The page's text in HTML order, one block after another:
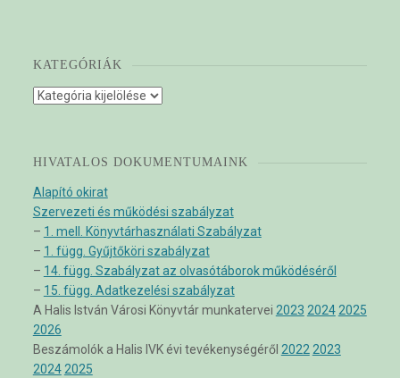
KATEGÓRIÁK
Kategóriák
HIVATALOS DOKUMENTUMAINK
Alapító okirat
Szervezeti és működési szabályzat
– 1. mell. Könyvtárhasználati Szabályzat
– 1. függ. Gyűjtőköri szabályzat
– 14. függ. Szabályzat az olvasótáborok működéséről
– 15. függ. Adatkezelési szabályzat
A Halis István Városi Könyvtár munkatervei 2023 2024 2025
2026
Beszámolók a Halis IVK évi tevékenységéről 2022 2023
2024 2025